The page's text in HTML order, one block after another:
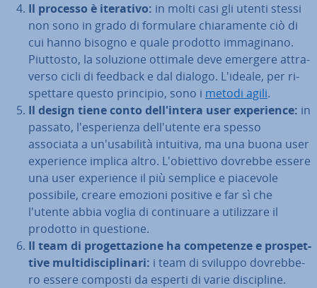
Il processo è iterativo: in molti casi gli utenti stessi
non sono in grado di formulare chia­ra­men­te ciò di
cui hanno bisogno e quale prodotto im­ma­gi­na­no.
Piuttosto, la soluzione ottimale deve emergere at­tra­
ver­so cicli di feedback e dal dialogo. L'ideale, per ri­
spet­ta­re questo principio, sono i metodi agili.
Il design tiene conto del­l'in­te­ra user ex­pe­rien­ce: in
passato, l'e­spe­rien­za del­l'u­ten­te era spesso
associata a un'u­sa­bi­li­tà intuitiva, ma una buona user
ex­pe­rien­ce implica altro. L'o­biet­ti­vo dovrebbe essere
una user ex­pe­rien­ce il più semplice e piacevole
possibile, creare emozioni positive e far sì che
l'utente abbia voglia di con­ti­nua­re a uti­liz­za­re il
prodotto in questione.
Il team di pro­get­ta­zio­ne ha com­pe­ten­ze e pro­spet­
ti­ve mul­ti­di­sci­pli­na­ri: i team di sviluppo do­vreb­be­
ro essere composti da esperti di varie di­sci­pli­ne.